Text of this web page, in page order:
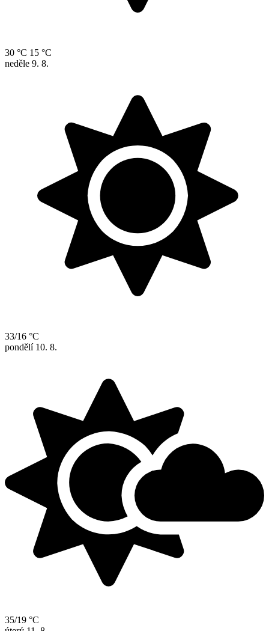
30 °C 15 °C
neděle 9. 8.
33/16 °C
pondělí 10. 8.
35/19 °C